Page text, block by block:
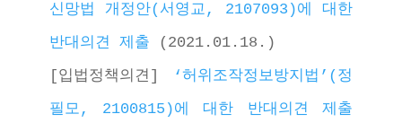
신망법 개정안(서영교, 2107093)에 대한
반대의견 제출 (2021.01.18.)
[입법정책의견]
‘허위조작정보방지법’(정
필모, 2100815)에 대한 반대의견 제출